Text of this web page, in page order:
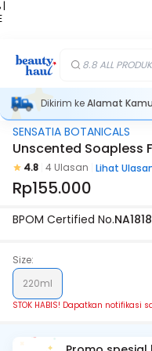
|
8.8 ALL
Dikirim keAlamat Kamu
Stok Habis
SENSATIA BOTANICALS
Unscented Soapless
4.8 4 Ulasan Lihat
Rp155.000
BPOM Certified No.
Size:
220ml
STOK HABIS! Dapatkan notifikasi